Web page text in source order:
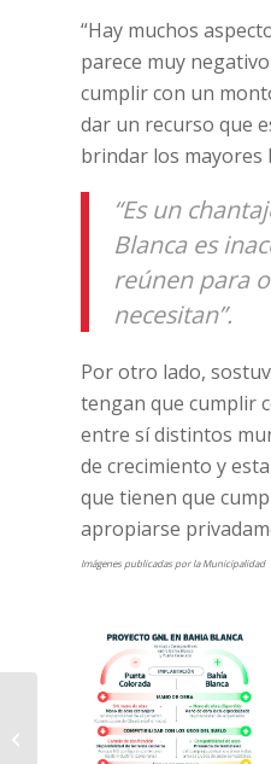
“Hay muchos
parece muy
cumplir con un
dar un recurso que
brindar los mayores
“Es un
Blanca es
reúnen para
necesitan”.
Por otro lado,
tengan que cumplir
entre sí distintos
de crecimiento y
que tienen que
apropiarse
Imágenes publicadas por la Municipalidad
Por los tarifazos y el
ajuste Radio Tierra
Campesina reducirá la